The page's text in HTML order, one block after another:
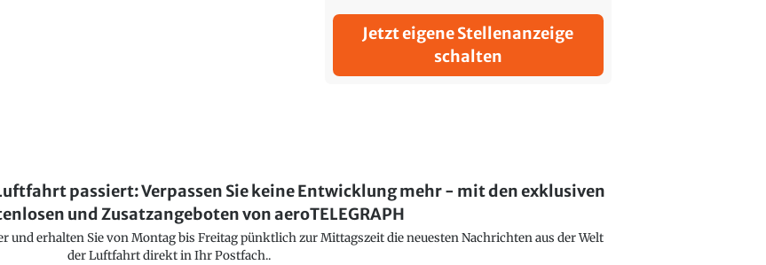
Jetzt eigene Stellenanzeige
schalten
passiert: Verpassen Sie keine Entwicklung mehr - mit den exklusiven
und Zusatzangeboten von aeroTELEGRAPH
und erhalten Sie von Montag bis Freitag pünktlich zur Mittagszeit die neuesten Nachrichten aus der Welt
der Luftfahrt direkt in Ihr Postfach..